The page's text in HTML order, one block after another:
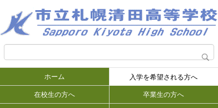
ホーム 入学を希望される方へ
在校生の方へ 卒業生の方へ